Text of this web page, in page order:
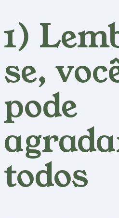
1)
se,
pode
todos